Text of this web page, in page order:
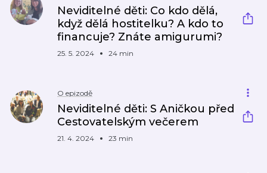
Neviditelné děti: Co kdo dělá,
když dělá hostitelku? A kdo to
financuje? Znáte amigurumi?
25. 5. 2024 24 min
O epizodě
Neviditelné děti: S Aničkou před
Cestovatelským večerem
21. 4. 2024 23 min